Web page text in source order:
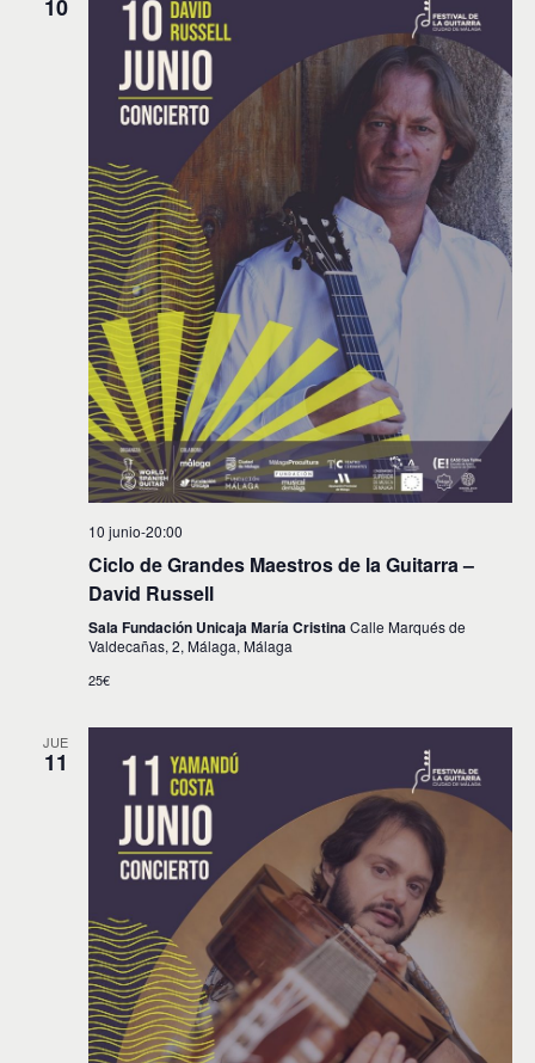
10
10 junio-20:00
Ciclo de Grandes Maestros de la Guitarra –
David Russell
Sala Fundación Unicaja María CristinaCalle Marqués de
Valdecañas, 2, Málaga, Málaga
25€
JUE
11